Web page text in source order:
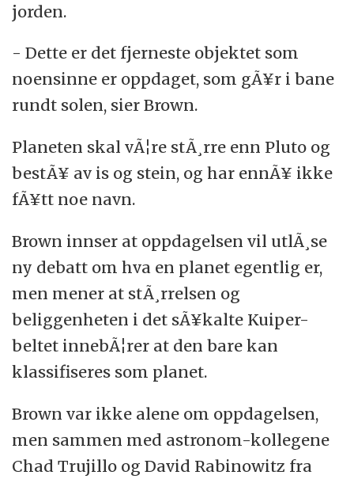
jorden.
- Dette er det fjerneste objektet som
noensinne er oppdaget, som gÃ¥r i bane
rundt solen, sier Brown.
Planeten skal vÃ¦re stÃ¸rre enn Pluto og
bestÃ¥ av is og stein, og har ennÃ¥ ikke
fÃ¥tt noe navn.
Brown innser at oppdagelsen vil utlÃ¸se
ny debatt om hva en planet egentlig er,
men mener at stÃ¸rrelsen og
beliggenheten i det sÃ¥kalte Kuiper-
beltet innebÃ¦rer at den bare kan
klassifiseres som planet.
Brown var ikke alene om oppdagelsen,
men sammen med astronom-kollegene
Chad Trujillo og David Rabinowitz fra